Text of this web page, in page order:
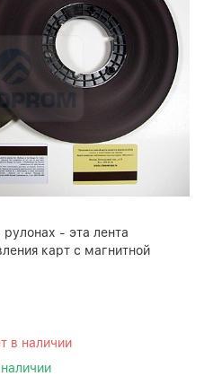
- эта лента
карт с магнитной
в наличии